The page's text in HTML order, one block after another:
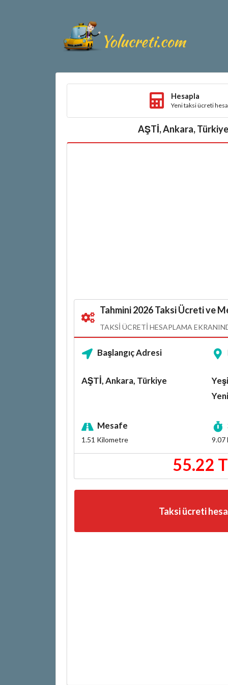
Hesapla
Yeni taksi ücreti
AŞTİ, Ankara,
Tahmini 2026 Taksi Ücreti ve
TAKSI ÜCRETI HESAPLAMA
Başlangıç Adresi
AŞTİ, Ankara, Türkiye
Mesafe
1.51 Kilometre 9.07
55.22
Taksi ücreti